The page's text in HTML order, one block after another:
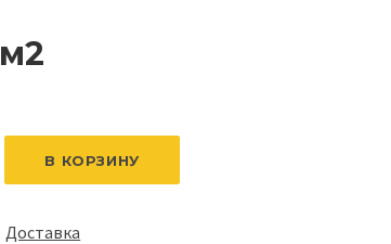
м2
В КОРЗИНУ
Доставка